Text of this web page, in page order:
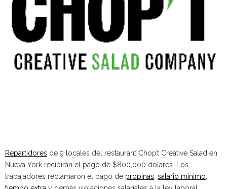
Repartidores de 9 locales del restaurant Chop’t Creative Salad en
Nueva York recibirán el pago de $800,000 dólares. Los
trabajadores reclamaron el pago de propinas salario mínimo